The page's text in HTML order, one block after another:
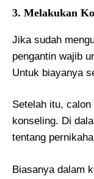
3. Melakukan
Jika sudah
pengantin wajib
Untuk biayanya
Setelah itu,
konseling. Di
tentang
Biasanya dalam